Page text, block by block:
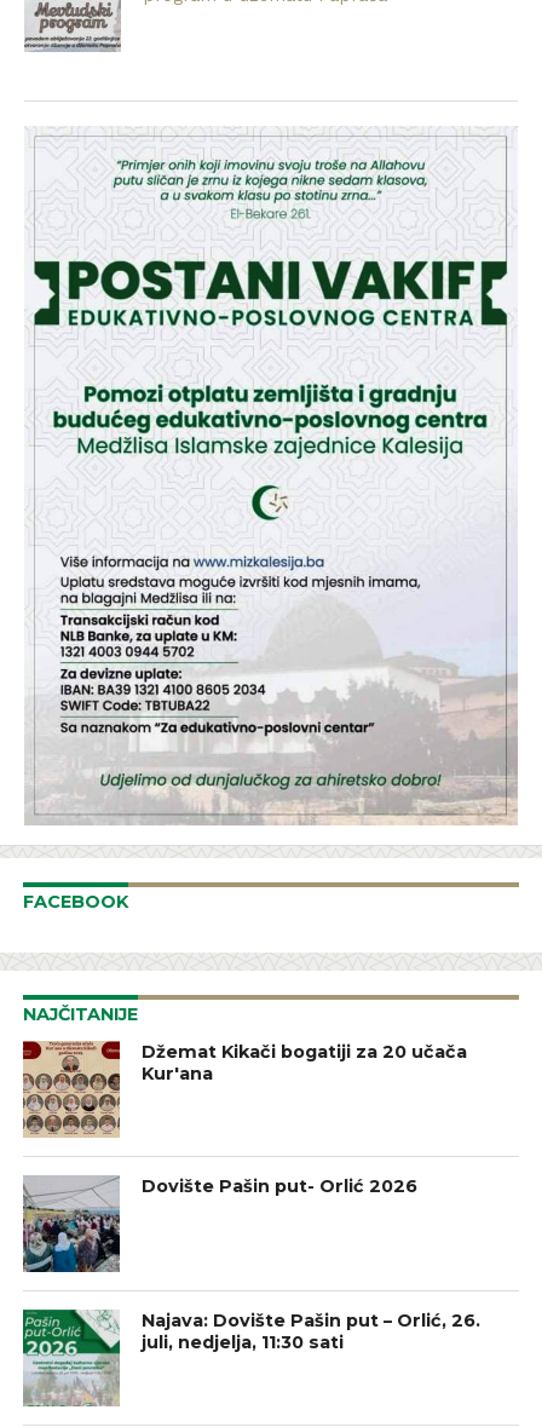
FACEBOOK
NAJČITANIJE
Džemat Kikači bogatiji za 20 učača
Kur'ana
Dovište Pašin put- Orlić 2026
Najava: Dovište Pašin put – Orlić, 26.
juli, nedjelja, 11:30 sati